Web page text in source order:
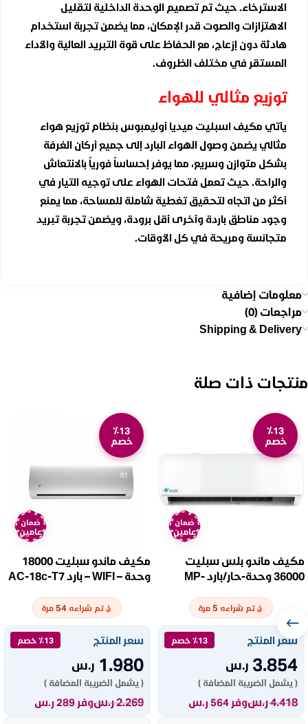
الاسترخاء. حيث تم تصميم الوحدة الداخلية لتقليل
الاهتزازات والصوت قدر الإمكان، مما يضمن تجربة استخدام
هادئة دون إزعاج، مع الحفاظ على قوة التبريد العالية والأداء
المستقر في مختلف الظروف.
توزيع مثالي للهواء
يأتي مكيف اسبليت ميديا أوليمبوس بنظام توزيع هواء
مثالي يضمن وصول الهواء البارد إلى جميع أركان الغرفة
بشكل متوازن وسريع، مما يوفر إحساساً فورياً بالانتعاش
والراحة. حيث تعمل فتحات الهواء على توجيه التيار في
أكثر من اتجاه لتحقيق تغطية شاملة للمساحة، مما يمنع
وجود مناطق باردة وأخرى أقل برودة، ويضمن تجربة تبريد
متجانسة ومريحة في كل الأوقات.
معلومات إضافية
مراجعات (0)
Shipping & Delivery
منتجات ذات صلة
٪13
خصم
ضمان
عامين
مكيف ماندو بلس سبليت
36000 وحدة-حار/بارد MP-
تم شراءه 5 مرة
سعر المنتج ٪13 خصم
3.854 ر.س
( يشمل الضريبة المضافة )
4.418ر.سوفر 564 ر.س
٪13
خصم
ضمان
عامين
مكيف ماندو سبليت 18000
وحدة – WIFI – بارد AC-18c-T7
تم شراءه 54 مرة
سعر المنتج ٪13 خصم
1.980 ر.س
( يشمل الضريبة المضافة )
2.269ر.سوفر 289 ر.س